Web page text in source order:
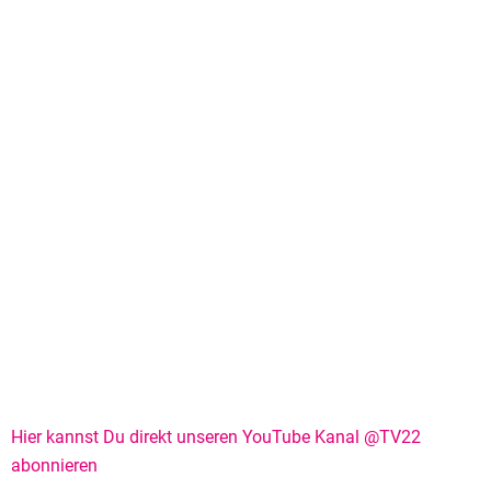
Hier kannst Du direkt unseren YouTube Kanal @TV22
abonnieren